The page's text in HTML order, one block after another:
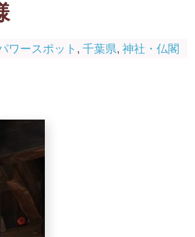
ワースポット , 千葉県, 神社・仏閣